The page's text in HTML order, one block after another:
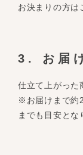
お決まりの方は
3. お届
仕立て上がった
※お届けまで約
までも目安とな